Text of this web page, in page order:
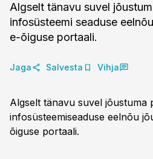
Algselt tänavu suvel
infosüsteemi seaduse
e-õiguse portaali.
Jaga Salvesta Vihja
Algselt tänavu suvel jõustuma
infosüsteemiseaduse eelnõu
õiguse portaali.